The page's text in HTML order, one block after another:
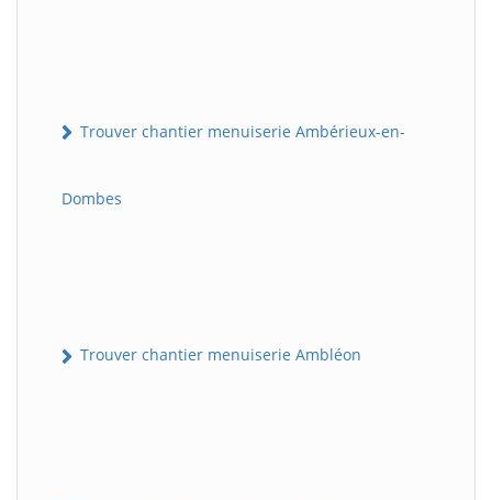
Trouver chantier menuiserie Ambérieux-en-
Dombes
Trouver chantier menuiserie Ambléon